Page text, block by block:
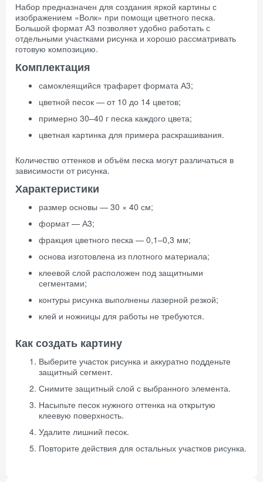
Набор предназначен для создания яркой картины с
изображением «Волк» при помощи цветного песка.
Большой формат А3 позволяет удобно работать с
отдельными участками рисунка и хорошо рассматривать
готовую композицию.
Комплектация
самоклеящийся трафарет формата А3;
цветной песок — от 10 до 14 цветов;
примерно 30–40 г песка каждого цвета;
цветная картинка для примера раскрашивания.
Количество оттенков и объём песка могут различаться в
зависимости от рисунка.
Характеристики
размер основы — 30 × 40 см;
формат — А3;
фракция цветного песка — 0,1–0,3 мм;
основа изготовлена из плотного материала;
клеевой слой расположен под защитными
сегментами;
контуры рисунка выполнены лазерной резкой;
клей и ножницы для работы не требуются.
Как создать картину
Выберите участок рисунка и аккуратно подденьте
защитный сегмент.
Снимите защитный слой с выбранного элемента.
Насыпьте песок нужного оттенка на открытую
клеевую поверхность.
Удалите лишний песок.
Повторите действия для остальных участков рисунка.